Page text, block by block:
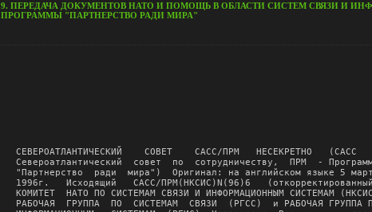
9. ПЕРЕДАЧА ДОКУМЕНТОВ НАТО И ПОМОЩЬ В ОБЛАСТИ СИСТЕМ СВЯЗИ И
ПРОГРАММЫ "ПАРТНЕРСТВО РАДИ МИРА"
CЕВЕРОАТЛАНТИЧЕСКИЙ    СОВЕТ    САСС/ПРМ   НЕСЕКРЕТНО   (САСС
Североатлантический  совет  по  сотрудничеству,  ПРМ  -
"Партнерство  ради  мира")  Оригинал: на английском языке 5
1996г.   Исходящий   САСС/ПРМ(НКСИС)N(96)6
КОМИТЕТ  НАТО ПО СИСТЕМАМ СВЯЗИ И ИНФОРМАЦИОННЫМ СИСТЕМАМ
РАБОЧАЯ  ГРУППА  ПО  СИСТЕМАМ  СВЯЗИ  (РГСС)  и РАБОЧАЯ ГРУППА